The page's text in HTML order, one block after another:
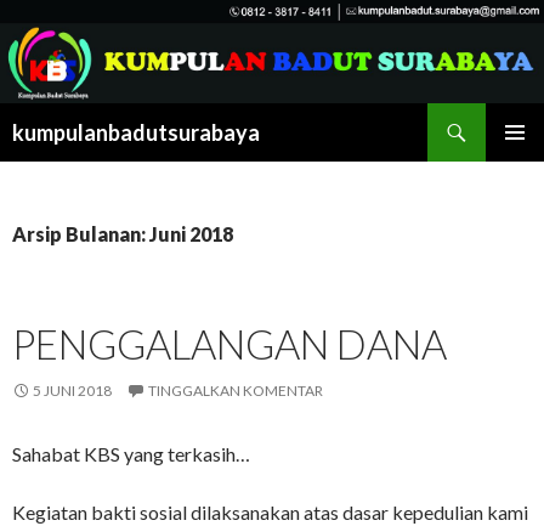
kumpulanbadutsurabaya
Arsip Bulanan: Juni 2018
PENGGALANGAN DANA
5 JUNI 2018 TINGGALKAN KOMENTAR
Sahabat KBS yang terkasih…
Kegiatan bakti sosial dilaksanakan atas dasar kepedulian kami